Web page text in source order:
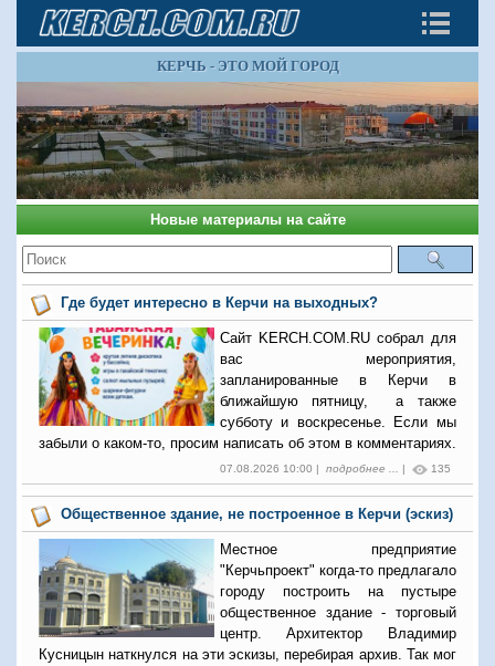
КЕРЧЬ - ЭТО МОЙ ГОРОД
Новые материалы на сайте
Где будет интересно в Керчи на выходных?
Сайт KERCH.COM.RU собрал для
вас мероприятия,
запланированные в Керчи в
ближайшую пятницу, а также
субботу и воскресенье. Если мы
забыли о каком-то, просим написать об этом в комментариях.
07.08.2026 10:00 | подробнее ... | 135
Общественное здание, не построенное в Керчи (эскиз)
Местное предприятие
"Керчьпроект" когда-то предлагало
городу построить на пустыре
общественное здание - торговый
центр. Архитектор Владимир
Кусницын наткнулся на эти эскизы, перебирая архив. Так мог